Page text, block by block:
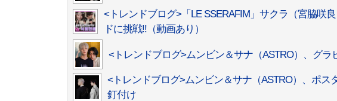
<トレンドブログ>「LE SSERAFIM」サクラ（宮脇咲
ドに挑戦!!（動画あり）
<トレンドブログ>ムンビン＆サナ（ASTRO）、グ
<トレンドブログ>ムンビン＆サナ（ASTRO）、ポ
釘付け